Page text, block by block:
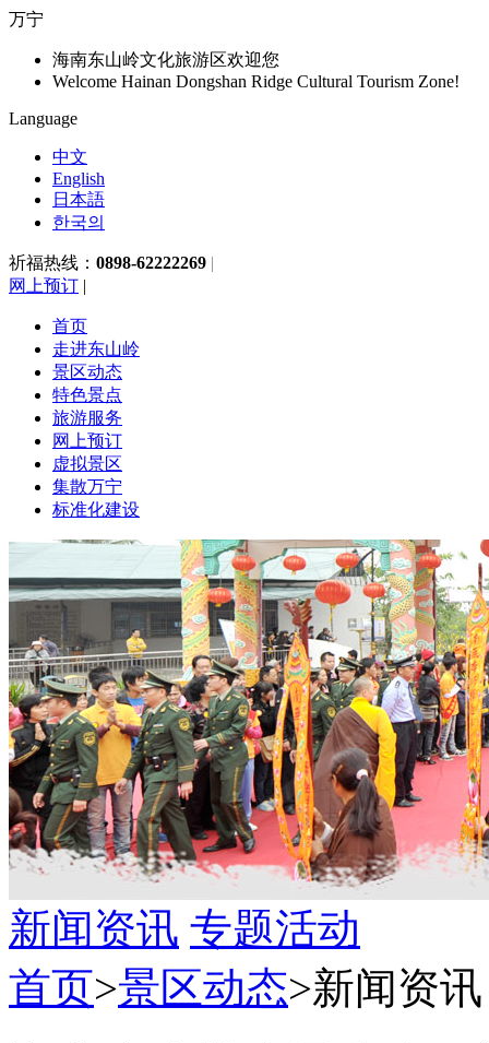
万宁
海南东山岭文化旅游区欢迎您
Welcome Hainan Dongshan Ridge Cultural Tourism Zone!
Language
中文
English
日本語
한국의
祈福热线： 0898-62222269 |
网上预订 |
首页
走进东山岭
景区动态
特色景点
旅游服务
网上预订
虚拟景区
集散万宁
标准化建设
新闻资讯 专题活动
首页>景区动态>新闻资讯